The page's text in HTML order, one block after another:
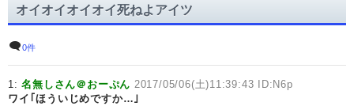
オイオイオイオイ死ねよアイツ
0件
1:名無しさん＠おーぷん 2017/05/06(土)11:39:43 ID:N6p
ワイ｢ほういじめですか…｣